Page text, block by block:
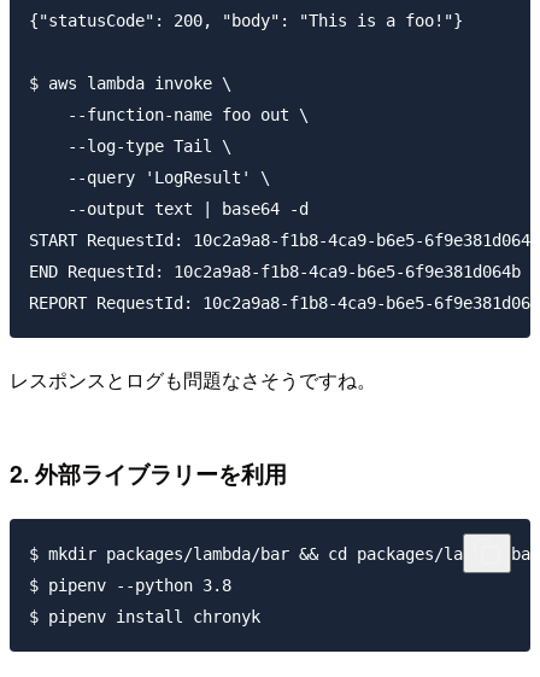
{"statusCode": 200, "body": "This is a foo!"}
$ aws lambda invoke \
    --function-name foo out \
    --log-type Tail \
    --query 'LogResult' \
    --output text | base64 -d
START RequestId: 10c2a9a8-f1b8-4ca9-b6e5-
END RequestId: 10c2a9a8-f1b8-4ca9-b6e5-6f9e381d064b
レスポンスとログも問題なさそうですね。
2. 外部ライブラリーを利用
$ mkdir packages/lambda/bar && cd packages/lambda/bar
$ pipenv --python 3.8